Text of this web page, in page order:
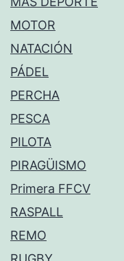
MOTOR
NATACIÓN
PÁDEL
PERCHA
PESCA
PILOTA
PIRAGÜISMO
Primera FFCV
RASPALL
REMO